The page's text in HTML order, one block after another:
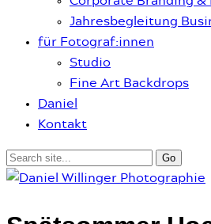
Jahresbegleitung
für Fotograf:innen
Studio
Fine Art Backdrops
Daniel
Kontakt